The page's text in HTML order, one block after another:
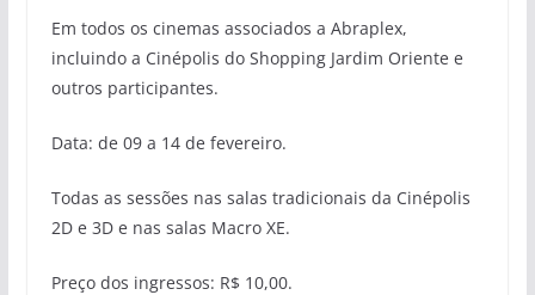
Em todos os cinemas associados a Abraplex,
incluindo a Cinépolis do Shopping Jardim Oriente e
outros participantes.
Data: de 09 a 14 de fevereiro.
Todas as sessões nas salas tradicionais da Cinépolis
2D e 3D e nas salas Macro XE.
Preço dos ingressos: R$ 10,00.